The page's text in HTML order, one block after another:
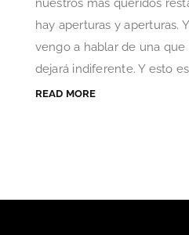
nuestros más queridos
hay aperturas y aperturas.
vengo a hablar de una
dejará indiferente. Y esto
READ MORE